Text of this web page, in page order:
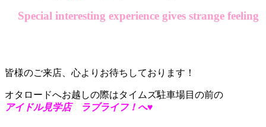
Special interesting experience gives strange feeling
皆様のご来店、心よりお待ちしております！
オタロードへお越しの際はタイムズ駐車場目の前の
アイドル見学店 ラブライフ！へ♥